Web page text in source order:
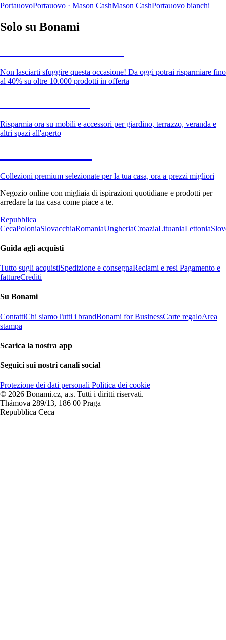
PortauovoPortauovo · Mason CashMason CashPortauovo bianchi
Solo su Bonami
Non lasciarti sfuggire questa occasione! Da oggi potrai risparmiare fino
al 40% su oltre 10.000 prodotti in offerta
Risparmia ora su mobili e accessori per giardino, terrazzo, veranda e
altri spazi all'aperto
Collezioni premium selezionate per la tua casa, ora a prezzi migliori
Negozio online con migliaia di ispirazioni quotidiane e prodotti per
arredare la tua casa come piace a te.
Repubblica
CecaPoloniaSlovacchiaRomaniaUngheriaCroaziaLituaniaLettonia
Guida agli acquisti
Tutto sugli acquistiSpedizione e consegnaReclami e resi Pagamento e
fattureCrediti
Su Bonami
ContattiChi siamoTutti i brandBonami for BusinessCarte regaloArea
stampa
Scarica la nostra app
Seguici sui nostri canali social
Protezione dei dati personali Politica dei cookie
© 2026 Bonami.cz, a.s. Tutti i diritti riservati.
Thámova 289/13, 186 00 Praga
Repubblica Ceca